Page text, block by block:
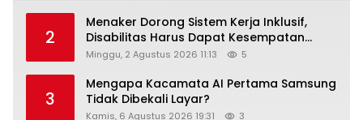
2
Menaker Dorong Sistem Kerja Inklusif,
Disabilitas Harus Dapat Kesempatan
Setara
Minggu, 2 Agustus 2026 11:13 5
3
Mengapa Kacamata AI Pertama Samsung
Tidak Dibekali Layar?
Kamis, 6 Agustus 2026 19:31 3